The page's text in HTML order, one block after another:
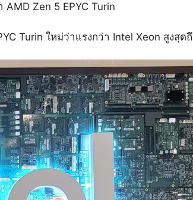
Zen 5 EPYC Turin
Turin ใหม่ว่าแรงกว่า Intel Xeon สูงสุด